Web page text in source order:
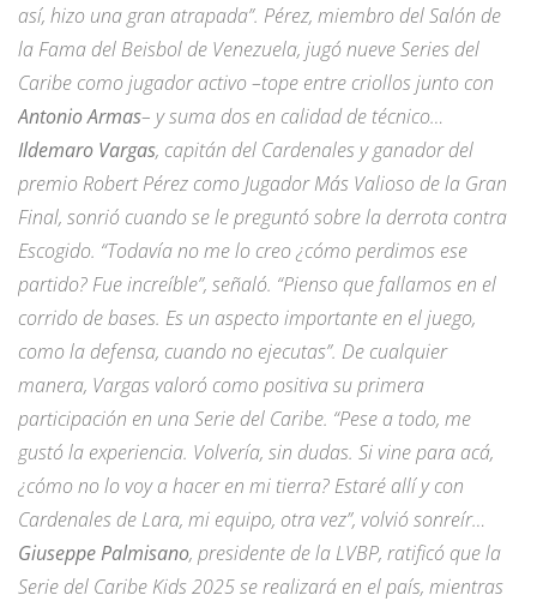
así, hizo una gran atrapada”. Pérez, miembro del Salón de
la Fama del Beisbol de Venezuela, jugó nueve Series del
Caribe como jugador activo –tope entre criollos junto con
Antonio Armas– y suma dos en calidad de técnico…
Ildemaro Vargas, capitán del Cardenales y ganador del
premio Robert Pérez como Jugador Más Valioso de la Gran
Final, sonrió cuando se le preguntó sobre la derrota contra
Escogido. “Todavía no me lo creo ¿cómo perdimos ese
partido? Fue increíble”, señaló. “Pienso que fallamos en el
corrido de bases. Es un aspecto importante en el juego,
como la defensa, cuando no ejecutas”. De cualquier
manera, Vargas valoró como positiva su primera
participación en una Serie del Caribe. “Pese a todo, me
gustó la experiencia. Volvería, sin dudas. Si vine para acá,
¿cómo no lo voy a hacer en mi tierra? Estaré allí y con
Cardenales de Lara, mi equipo, otra vez”, volvió sonreír…
Giuseppe Palmisano, presidente de la LVBP, ratificó que la
Serie del Caribe Kids 2025 se realizará en el país, mientras